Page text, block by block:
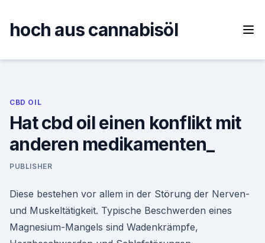
content
hoch aus cannabisöl
CBD OIL
Hat cbd oil einen konflikt mit
anderen medikamenten_
PUBLISHER
Diese bestehen vor allem in der Störung der Nerven-
und Muskeltätigkeit. Typische Beschwerden eines
Magnesium-Mangels sind Wadenkrämpfe,